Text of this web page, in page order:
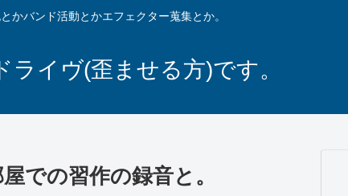
かバンド活動とかエフェクター蒐集とか。
ライヴ(歪ませる方)です。
での習作の録音と。